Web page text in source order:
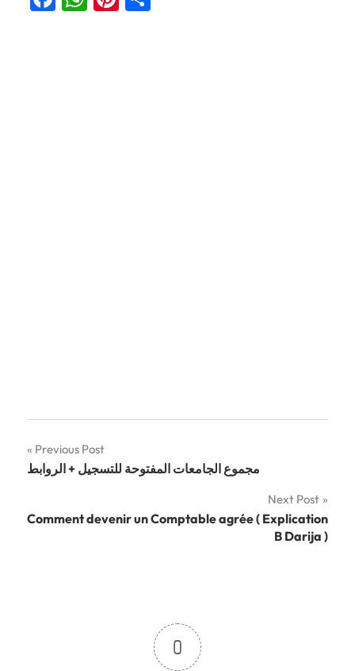
Navigation
de
l’article
Previous Post
مجموع الجامعات المفتوحة للتسجيل + الروابط
Next Post
Comment devenir un Comptable agrée ( Explication
B Darija )
0